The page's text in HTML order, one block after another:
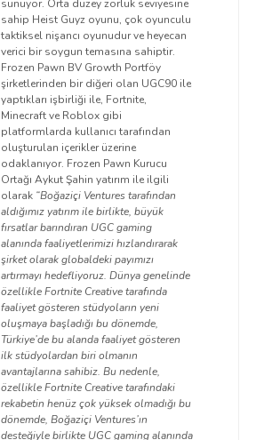
sunuyor. Orta düzey zorluk seviyesine
sahip Heist Guyz oyunu, çok oyunculu
taktiksel nişancı oyunudur ve heyecan
verici bir soygun temasına sahiptir.
Frozen Pawn BV Growth Portföy
şirketlerinden bir diğeri olan UGC90 ile
yaptıkları işbirliği ile, Fortnite,
Minecraft ve Roblox gibi
platformlarda kullanıcı tarafından
oluşturulan içerikler üzerine
odaklanıyor. Frozen Pawn Kurucu
Ortağı Aykut Şahin yatırım ile ilgili
olarak “Boğaziçi Ventures tarafından
aldığımız yatırım ile birlikte, büyük
fırsatlar barındıran UGC gaming
alanında faaliyetlerimizi hızlandırarak
şirket olarak globaldeki payımızı
artırmayı hedefliyoruz. Dünya genelinde
özellikle Fortnite Creative tarafında
faaliyet gösteren stüdyoların yeni
oluşmaya başladığı bu dönemde,
Türkiye’de bu alanda faaliyet gösteren
ilk stüdyolardan biri olmanın
avantajlarına sahibiz. Bu nedenle,
özellikle Fortnite Creative tarafındaki
rekabetin henüz çok yüksek olmadığı bu
dönemde, Boğaziçi Ventures’ın
desteğiyle birlikte UGC gaming alanında